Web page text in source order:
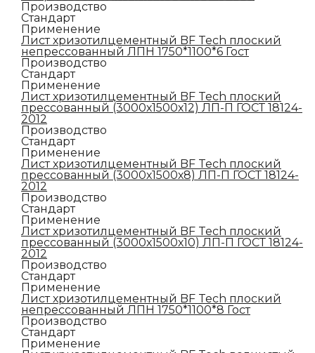
Производство
Стандарт
Применение
Лист хризотилцементный BF Tech плоский
непрессованный ЛПН 1750*1100*6 Гост
Производство
Стандарт
Применение
Лист хризотилцементный BF Tech плоский
прессованный (3000х1500х12) ЛП-П ГОСТ 18124-
2012
Производство
Стандарт
Применение
Лист хризотилцементный BF Tech плоский
прессованный (3000х1500х8) ЛП-П ГОСТ 18124-
2012
Производство
Стандарт
Применение
Лист хризотилцементный BF Tech плоский
прессованный (3000х1500х10) ЛП-П ГОСТ 18124-
2012
Производство
Стандарт
Применение
Лист хризотилцементный BF Tech плоский
непрессованный ЛПН 1750*1100*8 Гост
Производство
Стандарт
Применение